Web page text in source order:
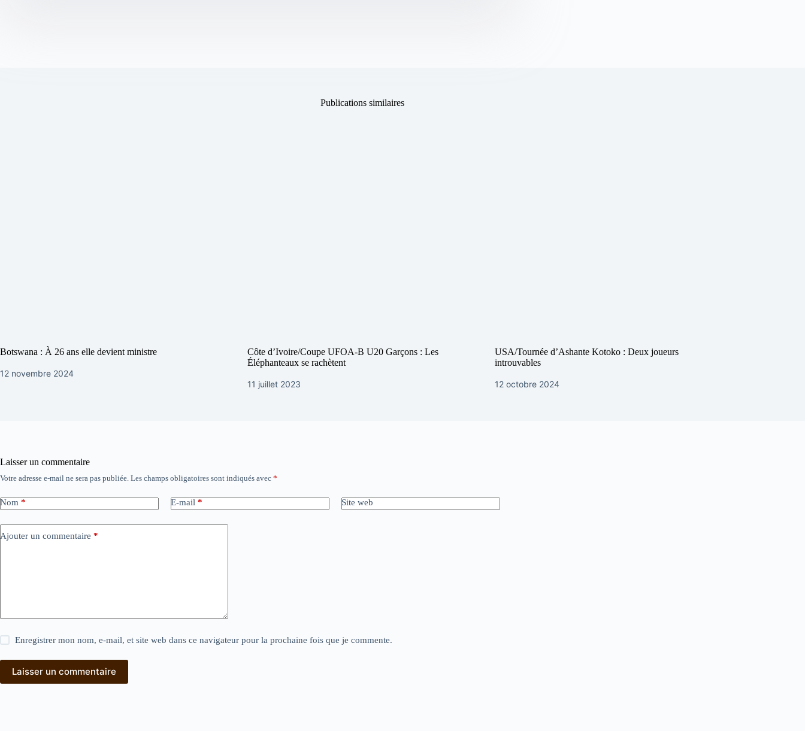
Publications similaires
Botswana : À 26 ans elle devient ministre
12 novembre 2024
Côte d’Ivoire/Coupe UFOA-B U20 Garçons : Les
Éléphanteaux se rachètent
11 juillet 2023
USA/Tournée d’Ashante Kotoko : Deux joueurs
introuvables
12 octobre 2024
Laisser un commentaire
Votre adresse e-mail ne sera pas publiée. Les champs obligatoires sont indiqués avec *
Nom * E-mail * Site web
Ajouter un commentaire *
Enregistrer mon nom, e-mail, et site web dans ce navigateur pour la prochaine fois que je commente.
Laisser un commentaire